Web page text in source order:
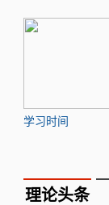
学习时间
理论头条